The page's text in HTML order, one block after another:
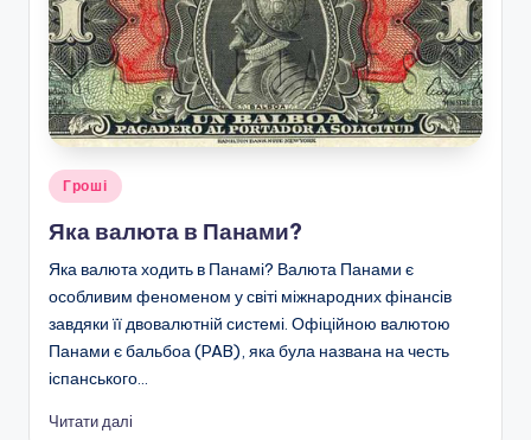
Опубліковано
Гроші
Яка валюта в Панами?
Яка валюта ходить в Панамі? Валюта Панами є
особливим феноменом у світі міжнародних фінансів
завдяки її двовалютній системі. Офіційною валютою
Панами є бальбоа (PAB), яка була названа на честь
іспанського…
Читати далі